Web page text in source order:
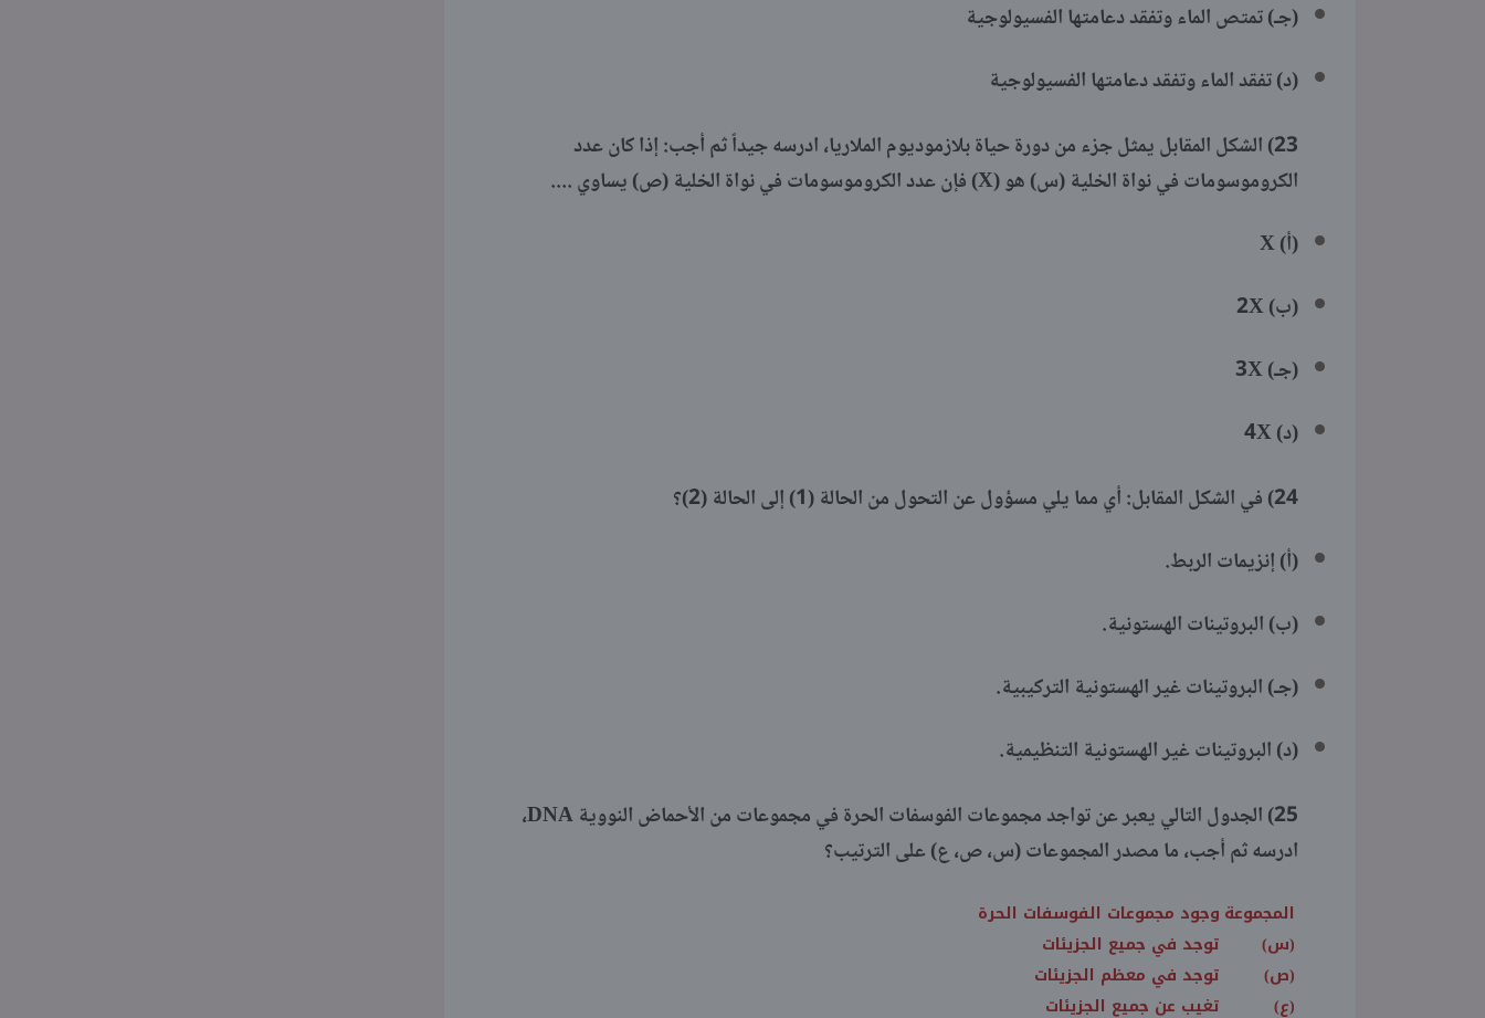
(جـ) تمتص الماء وتفقد دعامتها الفسيولوجية
(د) تفقد الماء وتفقد دعامتها الفسيولوجية
23) الشكل المقابل يمثل جزء من دورة حياة بلازموديوم الملاريا، ادرسه جيداً ثم أجب: إذا كان عدد
الكروموسومات في نواة الخلية (س) هو (X) فإن عدد الكروموسومات في نواة الخلية (ص) يساوي ....
(أ) X
(ب) 2X
(جـ) 3X
(د) 4X
24) في الشكل المقابل: أي مما يلي مسؤول عن التحول من الحالة (1) إلى الحالة (2)؟
(أ) إنزيمات الربط.
(ب) البروتينات الهستونية.
(جـ) البروتينات غير الهستونية التركيبية.
(د) البروتينات غير الهستونية التنظيمية.
25)
الجدول التالي يعبر عن تواجد مجموعات الفوسفات الحرة في مجموعات من الأحماض النووية DNA،
ادرسه ثم أجب، ما مصدر المجموعات (س، ص، ع) على الترتيب؟
المجموعة وجود مجموعات الفوسفات الحرة
(س)
توجد في جميع الجزيئات
(ص)
توجد في معظم الجزيئات
(ع)
تغيب عن جميع الجزيئات